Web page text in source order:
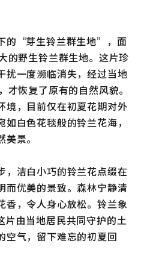
的“芽生铃兰群生地”，面
的野生铃兰群生地。这片珍
扰一度濒临消失，经过当地
恢复了原有的自然风貌。
境，目前仅在初夏花期对外
白色花毯般的铃兰花海，
景。
，洁白小巧的铃兰花点缀在
而优美的景致。森林宁静清
香，令人身心放松。铃兰象
由当地居民共同守护的土
空气，留下难忘的初夏回